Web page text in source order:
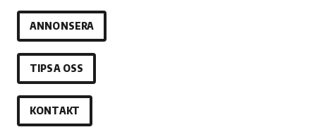
ANNONSERA
TIPSA OSS
KONTAKT